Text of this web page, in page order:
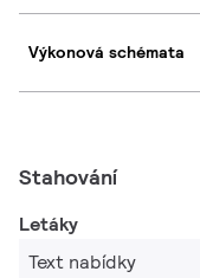
Výkonová schémata
Stahování
Letáky
Text nabídky